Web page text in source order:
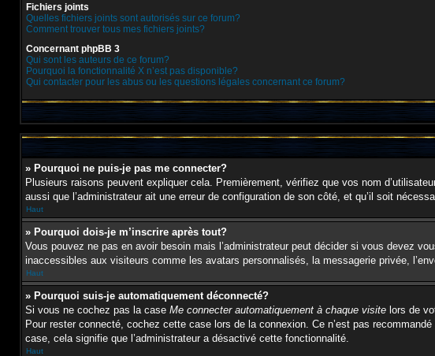
Fichiers joints
Quelles fichiers joints sont autorisés sur ce forum?
Comment trouver tous mes fichiers joints?
Concernant phpBB 3
Qui sont les auteurs de ce forum?
Pourquoi la fonctionnalité X n’est pas disponible?
Qui contacter pour les abus ou les questions légales concernant ce forum?
» Pourquoi ne puis-je pas me connecter?
Plusieurs raisons peuvent expliquer cela. Premièrement, vérifiez que vos nom
aussi que l’administrateur ait une erreur de configuration de son côté, et qu’il soit
Haut
» Pourquoi dois-je m’inscrire après tout?
Vous pouvez ne pas en avoir besoin mais l’administrateur peut décider si vous devez
inaccessibles aux visiteurs comme les avatars personnalisés, la messagerie privée,
Haut
» Pourquoi suis-je automatiquement déconnecté?
Si vous ne cochez pas la case Me connecter automatiquement à chaque visite lors de
Pour rester connecté, cochez cette case lors de la connexion. Ce n’est pas
case, cela signifie que l’administrateur a désactivé cette fonctionnalité.
Haut